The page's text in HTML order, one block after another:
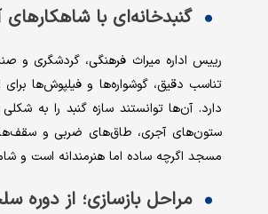
گنبدخانه‌ای با
رییس اداره میراث فرهنگی، گردشگری و
تناسب دقیق، گوشواره‌ها و فیلپوش‌ها
دارد. آن‌ها توانستند سازه گنبد را به
ستون‌های آجری، طاق‌های ضربی و
مسجد اگرچه ساده‌ اما هنرمندانه است و
مراحل بازسازی؛ از دوره